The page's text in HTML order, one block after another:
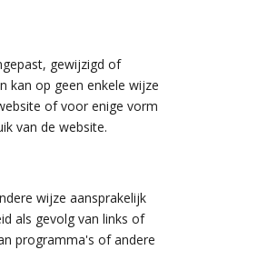
gewijzigd of
kan op geen enkele wijze
of voor enige vorm
van de website.
wijze aansprakelijk
als gevolg van links of
programma's of andere